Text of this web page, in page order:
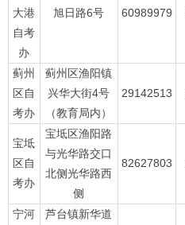
大港
自考
办
旭日路6号 60989979
蓟州
区自
考办
蓟州区渔阳镇
兴华大街4号
（教育局内）
29142513
宝坻
区自
考办
宝坻区渔阳路
与光华路交口
北侧光华路西
侧
82627803
宁河
芦台镇新华道